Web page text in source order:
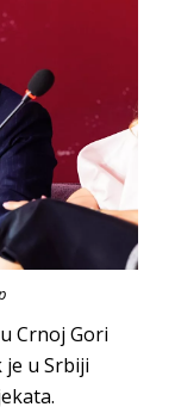
Crnoj Gori
je u Srbiji